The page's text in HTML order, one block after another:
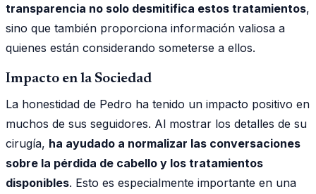
transparencia no solo desmitifica estos tratamientos,
sino que también proporciona información valiosa a
quienes están considerando someterse a ellos.
Impacto en la Sociedad
La honestidad de Pedro ha tenido un impacto positivo en
muchos de sus seguidores. Al mostrar los detalles de su
cirugía, ha ayudado a normalizar las conversaciones
sobre la pérdida de cabello y los tratamientos
disponibles. Esto es especialmente importante en una